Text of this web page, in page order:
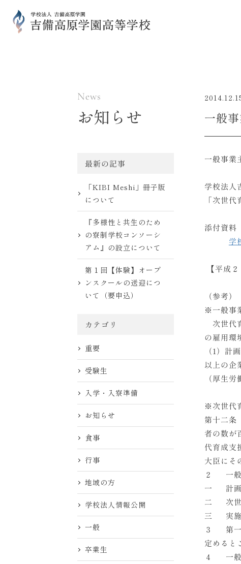
News
お知らせ
最新の記事
「KIBI Meshi」冊子版
について
『多様性と共生のため
の寮制学校コンソーシ
アム』の設立について
第１回【体験】オープ
ンスクールの送迎につ
いて（要申込）
カテゴリ
重要
受験生
入学・入寮準備
お知らせ
食事
行事
地域の方
学校法人情報公開
一般
卒業生
一般
一般事業
学校法人
「次世
添付資料
学
【平成
（参考）
※一般事
次世代
の雇用環
（1）計
以上の企
（厚生
※次世代
第十二条
者の数が
代育成支
大臣にそ
２ 一般
一 計画
二 次世
三 実施
３ 第一
定めると
４ 一般